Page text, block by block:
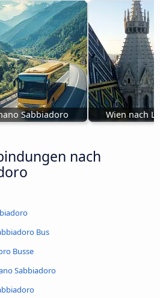
Sabbiadoro Wien nach
nach
Bus
Busse
Sabbiadoro